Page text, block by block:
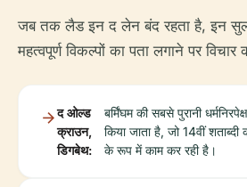
जब तक लैड इन द लेन बंद रहता है, इन
महत्वपूर्ण विकल्पों का पता लगाने पर विचार
द ओल्ड
क्राउन,
डिगबेथ:
बर्मिंघम की सबसे पुरानी
किया जाता है, जो 14वीं
के रूप में काम कर रही है।